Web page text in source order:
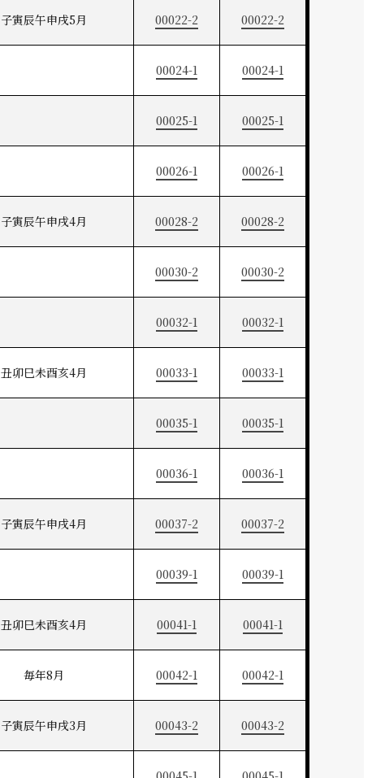
子寅辰午申戌5月 00022-2 00022-2
00024-1 00024-1
00025-1 00025-1
00026-1 00026-1
子寅辰午申戌4月 00028-2 00028-2
00030-2 00030-2
00032-1 00032-1
丑卯巳未酉亥4月 00033-1 00033-1
00035-1 00035-1
00036-1 00036-1
子寅辰午申戌4月 00037-2 00037-2
00039-1 00039-1
丑卯巳未酉亥4月 00041-1 00041-1
毎年8月 00042-1 00042-1
子寅辰午申戌3月 00043-2 00043-2